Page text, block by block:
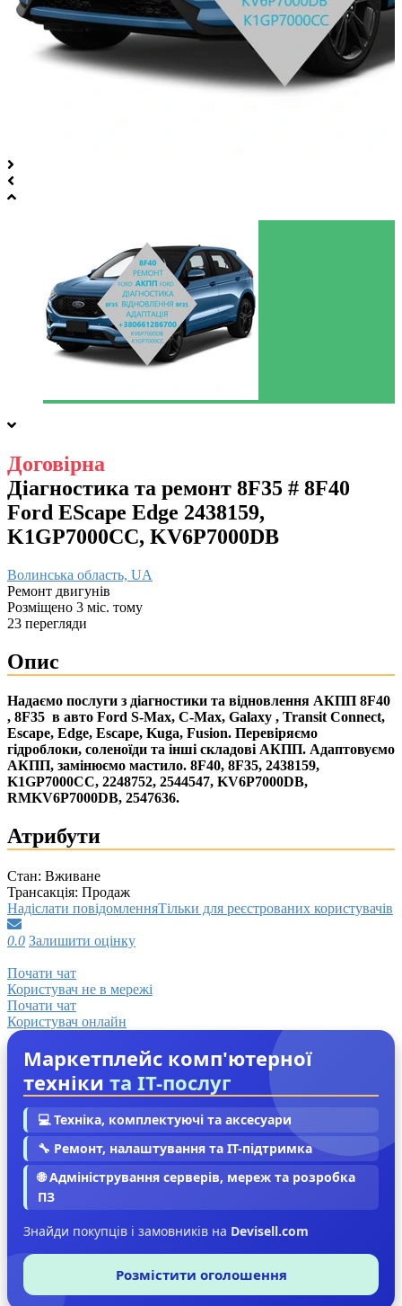
Договірна
Діагностика та ремонт 8F35 # 8F40
Ford EScape Edge 2438159,
K1GP7000CC, KV6P7000DB
Волинська область, UA
Ремонт двигунів
Розміщено 3 міс. тому
23 перегляди
Опис
Надаємо послуги з діагностики та відновлення АКПП 8F40
, 8F35 в авто Ford S-Max, C-Max, Galaxy , Transit Connect,
Escape, Edge, Escape, Kuga, Fusion. Перевіряємо
гідроблоки, соленоїди та інші складові АКПП. Адаптовуємо
АКПП, замінюємо мастило. 8F40, 8F35, 2438159,
K1GP7000CC, 2248752, 2544547, KV6P7000DB,
RMKV6P7000DB, 2547636.
Атрибути
Стан: Вживане
Трансакція: Продаж
Надіслати повідомленняТільки для реєстрованих користувачів
0.0 Залишити оцінку
Почати чат
Користувач не в мережі
Почати чат
Користувач онлайн
Маркетплейс комп'ютерної
техніки та IT-послуг
💻 Техніка, комплектуючі та аксесуари
🔧 Ремонт, налаштування та IT-підтримка
🌐 Адміністрування серверів, мереж та розробка
ПЗ
Знайди покупців і замовників на Devisell.com
Розмістити оголошення